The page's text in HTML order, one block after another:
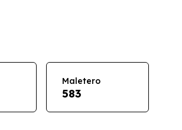
Maletero
583